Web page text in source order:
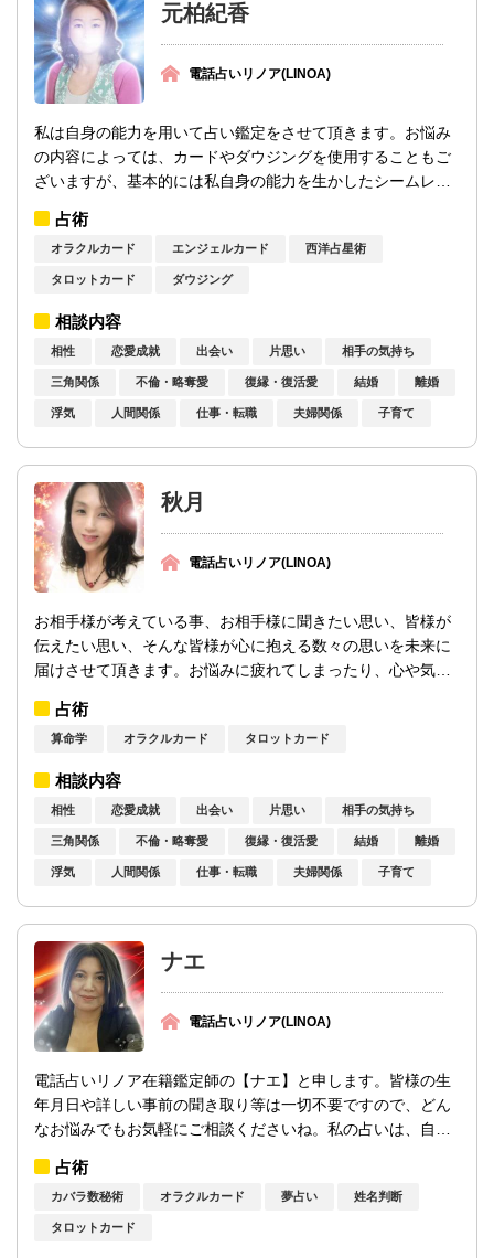
元柏紀香
電話占いリノア(LINOA)
私は自身の能力を用いて占い鑑定をさせて頂きます。お悩み
の内容によっては、カードやダウジングを使用することもご
ざいますが、基本的には私自身の能力を生かしたシームレス
占術
オラクルカード エンジェルカード 西洋占星術
タロットカード ダウジング
相談内容
相性 恋愛成就 出会い 片思い 相手の気持ち
三角関係 不倫・略奪愛 復縁・復活愛 結婚 離婚
浮気 人間関係 仕事・転職 夫婦関係 子育て
秋月
電話占いリノア(LINOA)
お相手様が考えている事、お相手様に聞きたい思い、皆様が
伝えたい思い、そんな皆様が心に抱える数々の思いを未来に
届けさせて頂きます。お悩みに疲れてしまったり、心や気持
占術
算命学 オラクルカード タロットカード
相談内容
相性 恋愛成就 出会い 片思い 相手の気持ち
三角関係 不倫・略奪愛 復縁・復活愛 結婚 離婚
浮気 人間関係 仕事・転職 夫婦関係 子育て
ナエ
電話占いリノア(LINOA)
電話占いリノア在籍鑑定師の【ナエ】と申します。皆様の生
年月日や詳しい事前の聞き取り等は一切不要ですので、どん
なお悩みでもお気軽にご相談くださいね。私の占いは、自身
占術
カバラ数秘術 オラクルカード 夢占い 姓名判断
タロットカード